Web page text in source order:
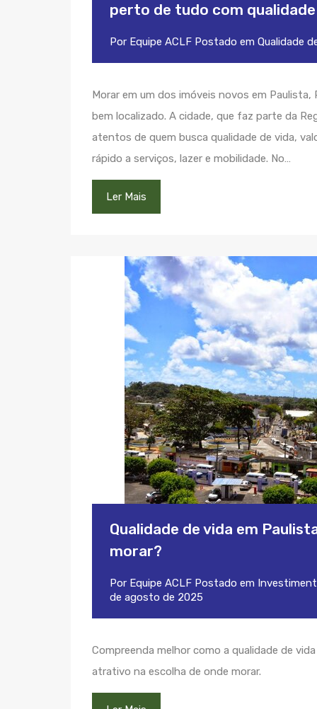
perto de tudo com
Por Equipe ACLF Postado em Qualidade
Morar em um dos imóveis novos em
bem localizado. A cidade, que faz parte da
atentos de quem busca qualidade de vida,
rápido a serviços, lazer e mobilidade. No…
Ler Mais
Qualidade de vida em
morar?
Por Equipe ACLF Postado em
de agosto de 2025
Compreenda melhor como a qualidade de
atrativo na escolha de onde morar.